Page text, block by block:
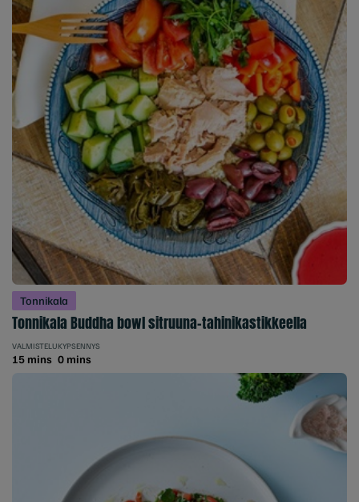
Tonnikala
Tonnikala Buddha bowl sitruuna-tahinikastikkeella
VALMISTELU
15 mins
KYPSENNYS
0 mins